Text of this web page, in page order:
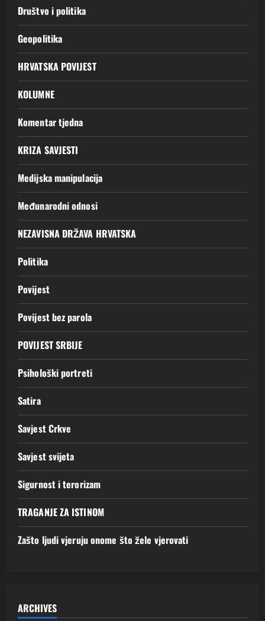
Društvo i politika
Geopolitika
HRVATSKA POVIJEST
KOLUMNE
Komentar tjedna
KRIZA SAVJESTI
Medijska manipulacija
Međunarodni odnosi
NEZAVISNA DRŽAVA HRVATSKA
Politika
Povijest
Povijest bez parola
POVIJEST SRBIJE
Psihološki portreti
Satira
Savjest Crkve
Savjest svijeta
Sigurnost i terorizam
TRAGANJE ZA ISTINOM
Zašto ljudi vjeruju onome što žele vjerovati
ARCHIVES